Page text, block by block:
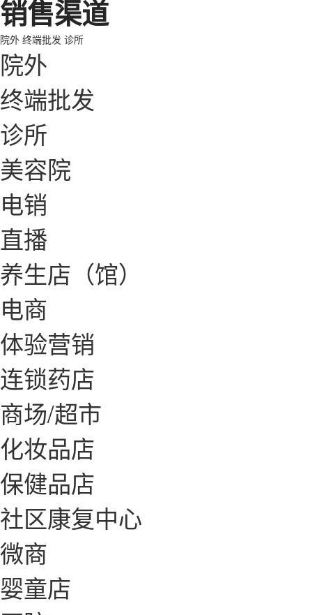
销售渠道
院外 终端批发 诊所
院外
终端批发
诊所
美容院
电销
直播
养生店（馆）
电商
体验营销
连锁药店
商场/超市
化妆品店
保健品店
社区康复中心
微商
婴童店